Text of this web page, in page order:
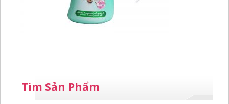
Tìm Sản Phẩm